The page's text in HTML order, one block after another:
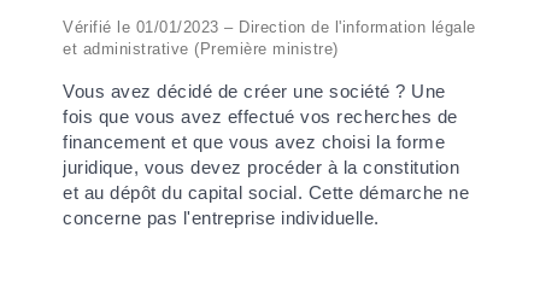
Vérifié le 01/01/2023 – Direction de l'information légale
et administrative (Première ministre)
Vous avez décidé de créer une société ? Une
fois que vous avez effectué vos recherches de
financement et que vous avez choisi la forme
juridique, vous devez procéder à la constitution
et au dépôt du capital social. Cette démarche ne
concerne pas l'entreprise individuelle.